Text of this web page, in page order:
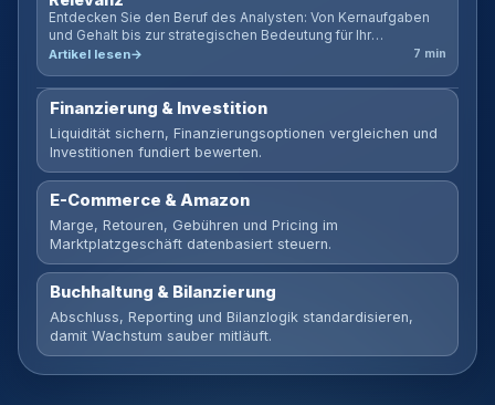
Entdecken Sie den Beruf des Analysten: Von Kernaufgaben
und Gehalt bis zur strategischen Bedeutung für Ihr
Unternehmen. Inklusive ROI-Rechner für Analysten.
Artikel lesen 7 min
Finanzierung & Investition
Liquidität sichern, Finanzierungsoptionen vergleichen und
Investitionen fundiert bewerten.
E-Commerce & Amazon
Marge, Retouren, Gebühren und Pricing im
Marktplatzgeschäft datenbasiert steuern.
Buchhaltung & Bilanzierung
Abschluss, Reporting und Bilanzlogik standardisieren,
damit Wachstum sauber mitläuft.